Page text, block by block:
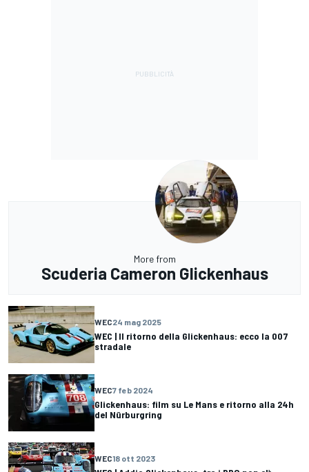
More from
Scuderia Cameron Glickenhaus
WEC24 mag 2025
WEC | Il ritorno della Glickenhaus: ecco la 007
stradale
WEC7 feb 2024
Glickenhaus: film su Le Mans e ritorno alla 24h
del Nürburgring
WEC18 ott 2023